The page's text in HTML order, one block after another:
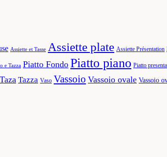
Assiette et Tasse Assiette plate Assiette Présentation
e Tazza Piatto Fondo Piatto piano Piatto
Taza Tazza Vaso Vassoio Vassoio ovale Vassoio